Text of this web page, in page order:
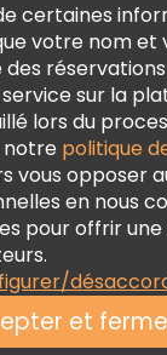
Cookies
certaines
votre nom et
sur la
lors du
notre politique
vous opposer
en nous
pour offrir
et